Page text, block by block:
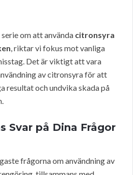
om att använda citronsyra
, riktar vi fokus mot vanliga
Det är viktigt att vara
av citronsyra för att
resultat och undvika skada på
Svar på Dina Frågor
frågorna om användning av